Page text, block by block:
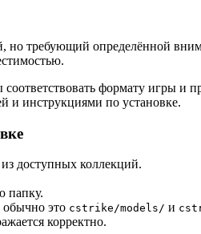
требующий определённой
формату игры и
и инструкциями по установке.
доступных коллекций.
папку.
это cstrike/models/ и
корректно.